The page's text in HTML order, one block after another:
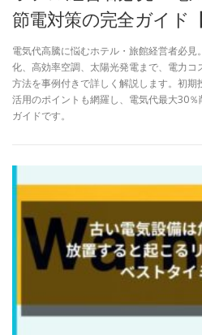
節電対策の完全ガイド
電気代高騰に悩むホテル・旅館経営者必見
化、高効率空調、太陽光発電まで、電力
方法を事例付きで詳しく解説します。初
活用のポイントも網羅し、電気代最大30
ガイドです。